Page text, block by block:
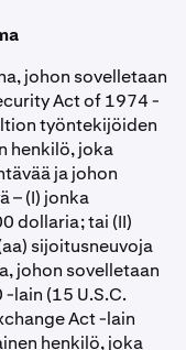
johon sovelletaan
Act of 1974 -
työntekijöiden
henkilö, joka
ja johon
– (I) jonka
dollaria; tai (II)
sijoitusneuvoja
johon sovelletaan
lain (15 U.S.C.
Act -lain
henkilö, joka